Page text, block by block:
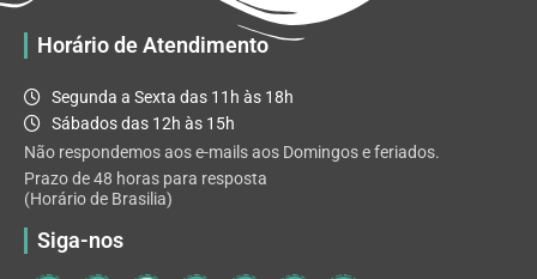
Horário de Atendimento
Segunda a Sexta das 11h às 18h
Sábados das 12h às 15h
Não respondemos aos e-mails aos Domingos e feriados.
Prazo de 48 horas para resposta
(Horário de Brasilia)
Siga-nos